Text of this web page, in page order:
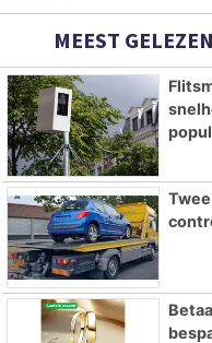
MEEST GELEZEN